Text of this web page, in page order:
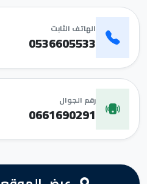
الهاتف الثابت
0536605533
رقم الجوال
0661690291